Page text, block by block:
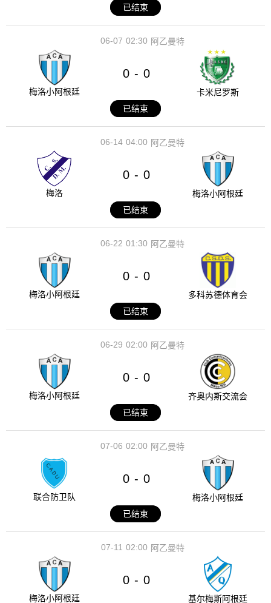
已结束
02:30
06-07 阿乙曼特
梅洛小阿根廷
0 - 0
卡米尼罗斯
已结束
04:00
06-14 阿乙曼特
梅洛
0 - 0
梅洛小阿根廷
已结束
01:30
06-22 阿乙曼特
梅洛小阿根廷
0 - 0
多科苏德体育会
已结束
02:00
06-29 阿乙曼特
梅洛小阿根廷
0 - 0
齐奥内斯交流会
已结束
02:00
07-06 阿乙曼特
联合防卫队
0 - 0
梅洛小阿根廷
已结束
02:00
07-11 阿乙曼特
梅洛小阿根廷
0 - 0
基尔梅斯阿根廷